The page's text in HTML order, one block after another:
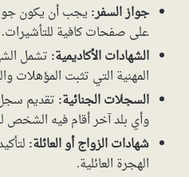
جواز السفر: يجب أن يكون
على صفحات كافية للتأشيرات.
الشهادات الأكاديمية: تشمل
المهنية التي تثبت المؤهلات
السجلات الجنائية: تقديم
وأي بلد آخر أقام فيه الشخص
شهادات الزواج أو العائلة:
الهجرة العائلية.